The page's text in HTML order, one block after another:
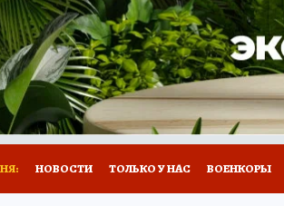
КП РЕКЛАМА ТЕСТЫ НОВОЕ
НОВОСТИ ТОЛЬКО У НАС ВОЕНКОРЫ